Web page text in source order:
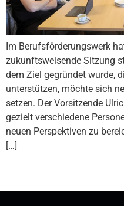
Im Berufsförderungswerk
zukunftsweisende Sitzung
dem Ziel gegründet wurde,
unterstützen, möchte sich
setzen. Der Vorsitzende
gezielt verschiedene
neuen Perspektiven zu
[…]